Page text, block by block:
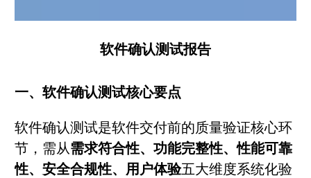
软件确认测试报告
一、软件确认测试核心要点
软件确认测试是软件交付前的质量验证核心环
节，需从需求符合性、功能完整性、性能可靠
性、安全合规性、用户体验五大维度系统化验